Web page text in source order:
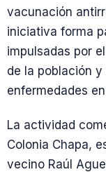
vacunación
iniciativa forma
impulsadas por
de la población
enfermedades
La actividad
Colonia Chapa,
vecino Raúl